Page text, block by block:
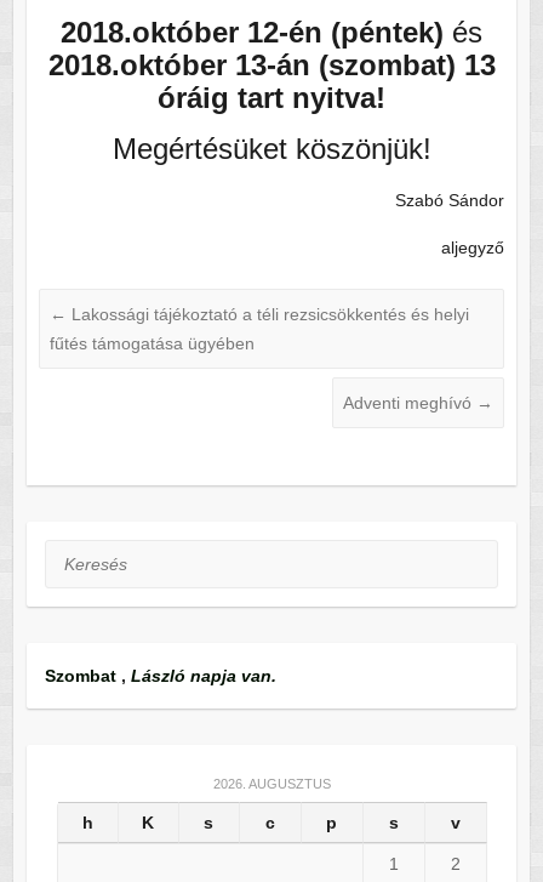
2018.október 12-én (péntek) és
2018.október 13-án (szombat) 13
óráig tart nyitva!
Megértésüket köszönjük!
Szabó Sándor
aljegyző
← Lakossági tájékoztató a téli rezsicsökkentés és helyi
fűtés támogatása ügyében
Adventi meghívó →
Keresés
Szombat , László napja van.
2026. AUGUSZTUS
h K s c p s v
1 2